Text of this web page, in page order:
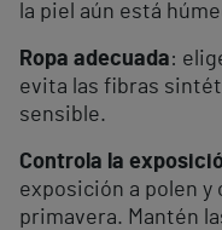
la piel aún está
Ropa adecuada:
evita las fibras
sensible.
Controla la
exposición a polen
primavera. Mantén